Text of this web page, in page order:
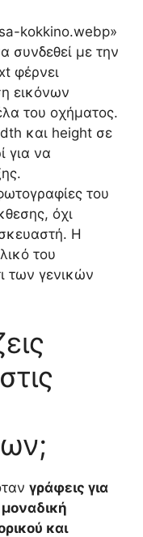
kokkino.webp»
συνδεθεί με την
φέρνει
εικόνων
του οχήματος.
και height σε
για να
του
όχι
Η
του
των γενικών
γράφεις για
και